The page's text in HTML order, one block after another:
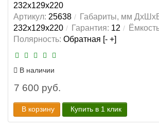
232x129x220
Артикул: 25638
Габариты, мм
232x129x220
Гарантия: 12
Полярность: Обратная [- +]
В наличии
7 600 руб.
В корзину Купить в 1 клик